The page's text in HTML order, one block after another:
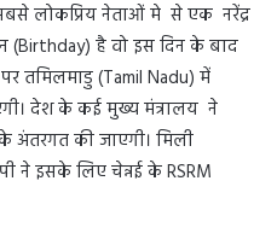
लोकप्रिय नेताओं मे से एक नरेंद्र
(Birthday) है वो इस दिन के बाद
तमिलमाडु (Tamil Nadu) में
देश के कई मुख्य मंत्रालय ने
अंतरगत की जाएगी। मिली
ने इसके लिए चेन्नई के RSRM